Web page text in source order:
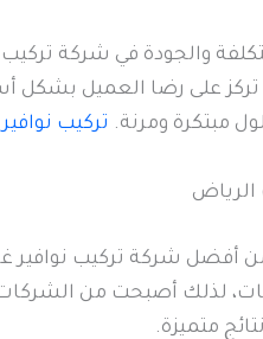
والجودة في شركة
تركز على رضا العميل
مبتكرة ومرنة. تركيب
الرياض
شركة تركيب نوافير
لذلك أصبحت من الشركات
متميزة.